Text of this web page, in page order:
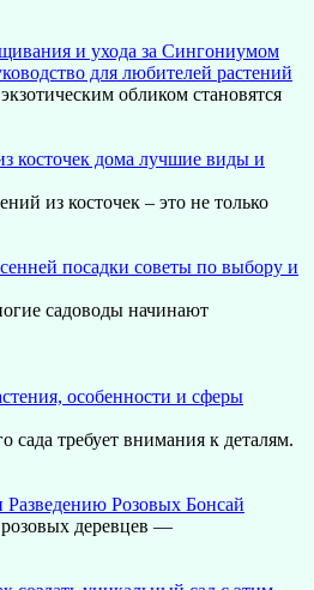
и ухода за Сингониумом
для любителей растений
обликом становятся
косточек дома лучшие виды и
из косточек – это не только
посадки советы по выбору и
садоводы начинают
особенности и сферы
сада требует внимания к деталям.
Розовых Бонсай
деревцев —